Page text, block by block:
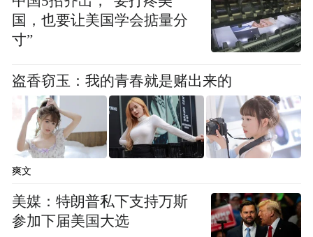
据 DeepSeek 发布的技术报告解释，传统多模
态大模型在面对密集场景时存在一种名为“指
推理过程中用“左边那个大的”等模糊的自然
语言构建逻辑链时，很容易因描述不准导致
注意力漂移。
DeepSeek 给出的解法是，将点、边界框等代
表空间位置的视觉元素直接融入模型的推理
链条，使其成为“思维的基本单元”。这种创
国，也要让美国学会掂量分
寸”
盗香窃玉：我的青春就是赌出来的
爽文
美媒：特朗普私下支持万斯
参加下届美国大选